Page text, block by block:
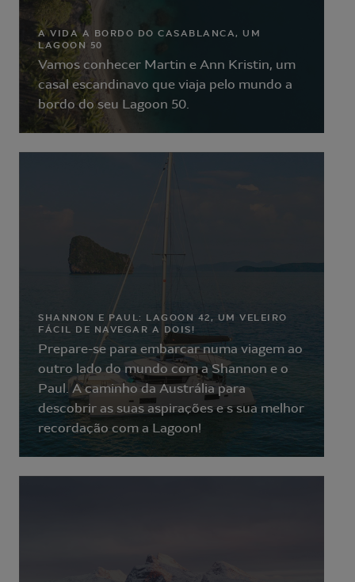
A VIDA A BORDO DO CASABLANCA, UM
LAGOON 50
Vamos conhecer Martin e Ann Kristin, um
casal escandinavo que viaja pelo mundo a
bordo do seu Lagoon 50.
SHANNON E PAUL: LAGOON 42, UM VELEIRO
FÁCIL DE NAVEGAR A DOIS!
Prepare-se para embarcar numa viagem ao
outro lado do mundo com a Shannon e o
Paul. A caminho da Austrália para
descobrir as suas aspirações e s sua melhor
recordação com a Lagoon!